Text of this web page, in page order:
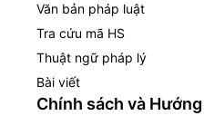
Văn bản pháp luật
Tra cứu mã HS
Thuật ngữ pháp lý
Bài viết
Chính sách và